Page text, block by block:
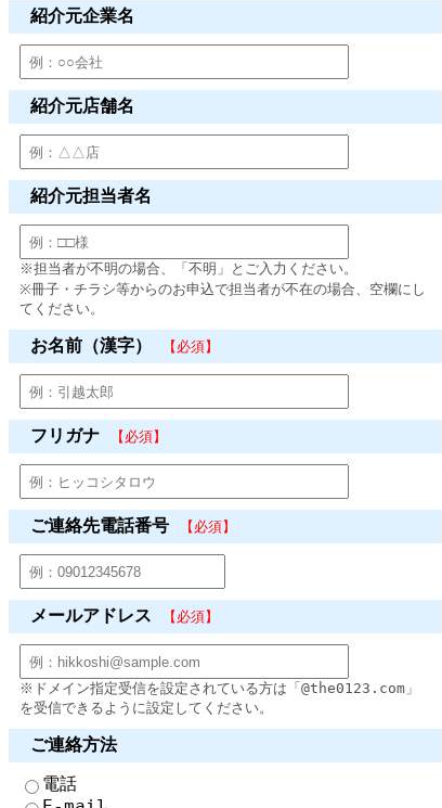
紹介元企業名
紹介元店舗名
紹介元担当者名
※担当者が不明の場合、「不明」とご入力ください。
※冊子・チラシ等からのお申込で担当者が不在の場合、空欄にし
てください。
お名前（漢字） 【必須】
フリガナ 【必須】
ご連絡先電話番号 【必須】
メールアドレス 【必須】
※ドメイン指定受信を設定されている方は「@the0123.com」
を受信できるように設定してください。
ご連絡方法
電話